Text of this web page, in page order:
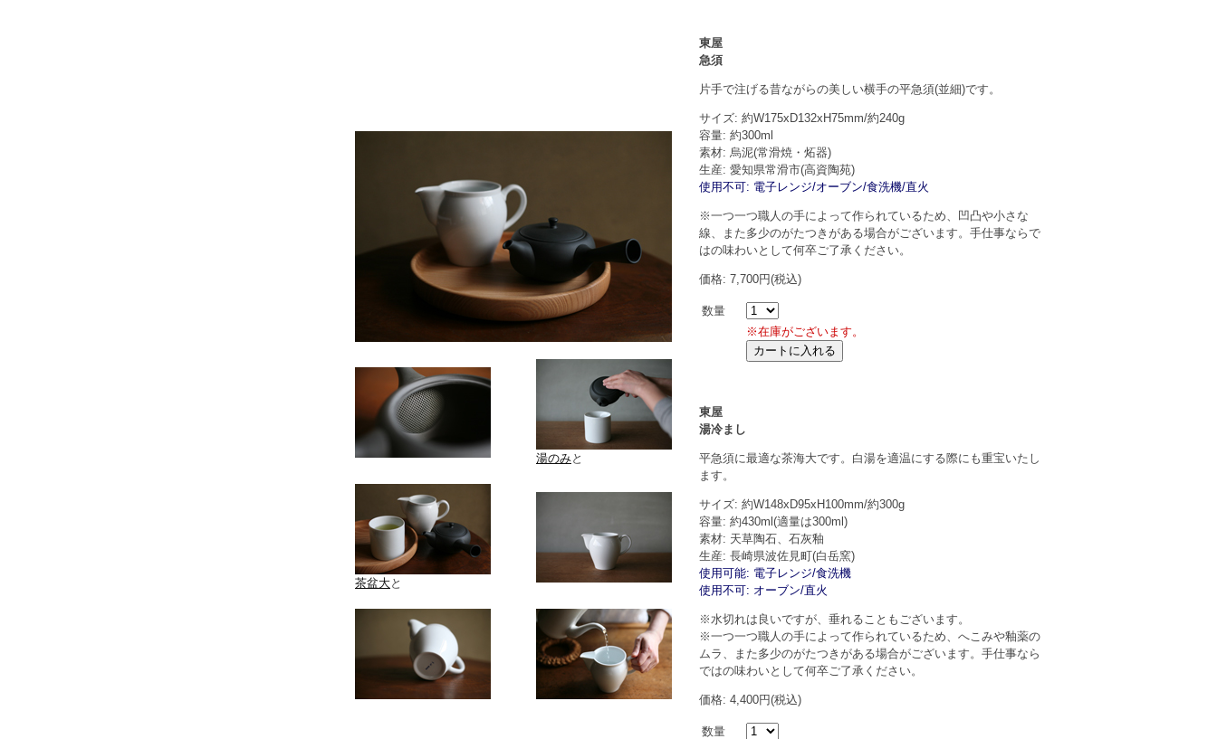
湯のみと
茶盆大と
東屋
急須
片手で注げる昔ながらの美しい横手の平急須(並細)です。
サイズ: 約W175xD132xH75mm/約240g
容量: 約300ml
素材: 烏泥(常滑焼・炻器)
生産: 愛知県常滑市(高資陶苑)
使用不可: 電子レンジ/オーブン/食洗機/直火
※一つ一つ職人の手によって作られているため、凹凸や小さな
線、また多少のがたつきがある場合がございます。手仕事ならで
はの味わいとして何卒ご了承ください。
価格: 7,700円(税込)
数量
※在庫がございます。
東屋
湯冷まし
平急須に最適な茶海大です。白湯を適温にする際にも重宝いたし
ます。
サイズ: 約W148xD95xH100mm/約300g
容量: 約430ml(適量は300ml)
素材: 天草陶石、石灰釉
生産: 長崎県波佐見町(白岳窯)
使用可能: 電子レンジ/食洗機
使用不可: オーブン/直火
※水切れは良いですが、垂れることもございます。
※一つ一つ職人の手によって作られているため、へこみや釉薬の
ムラ、また多少のがたつきがある場合がございます。手仕事なら
ではの味わいとして何卒ご了承ください。
価格: 4,400円(税込)
数量